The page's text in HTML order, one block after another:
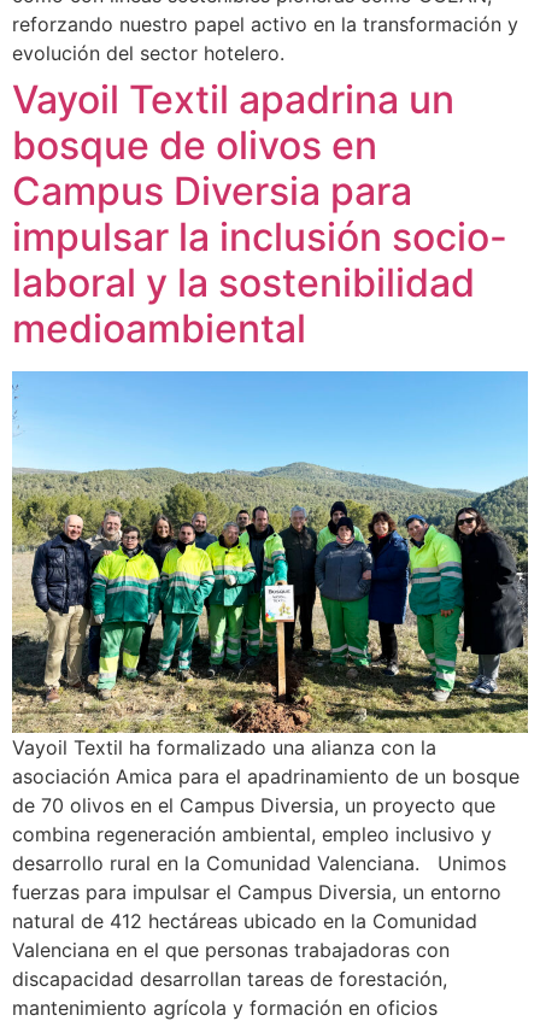
reforzando nuestro papel activo en la transformación y
evolución del sector hotelero.
Vayoil Textil apadrina un
bosque de olivos en
Campus Diversia para
impulsar la inclusión socio-
laboral y la sostenibilidad
medioambiental
Vayoil Textil ha formalizado una alianza con la
asociación Amica para el apadrinamiento de un bosque
de 70 olivos en el Campus Diversia, un proyecto que
combina regeneración ambiental, empleo inclusivo y
desarrollo rural en la Comunidad Valenciana. Unimos
fuerzas para impulsar el Campus Diversia, un entorno
natural de 412 hectáreas ubicado en la Comunidad
Valenciana en el que personas trabajadoras con
discapacidad desarrollan tareas de forestación,
mantenimiento agrícola y formación en oficios